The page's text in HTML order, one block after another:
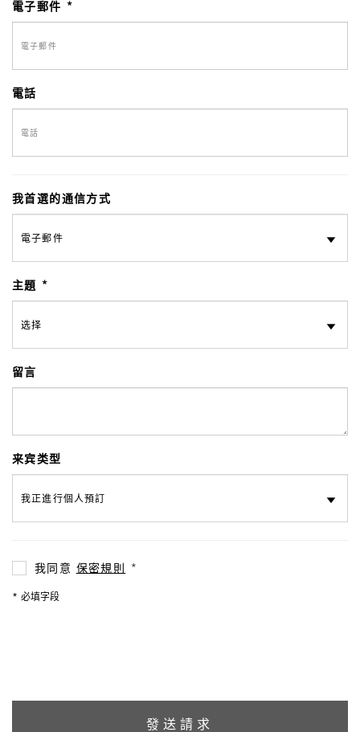
電子郵件
電話
我首選的通信方式
主題
留言
来宾类型
我同意 保密規則 ‌*
* 必填字段
發送請求